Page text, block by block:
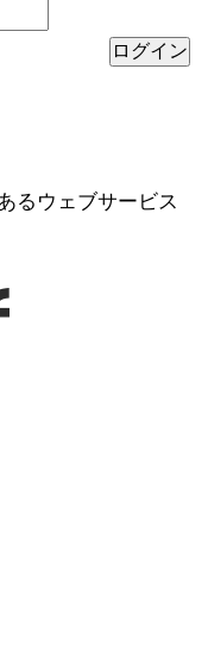
るウェブサービス